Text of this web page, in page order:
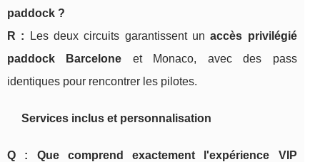
paddock ?
R : Les deux circuits garantissent unaccès privilégié
paddock Barcelone et Monaco, avec des pass
identiques pour rencontrer les pilotes.
Services inclus et personnalisation
Q : Que comprend exactement l'expérience VIP